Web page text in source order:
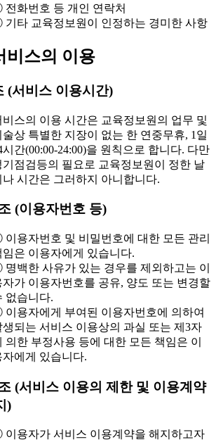
화번호 등 개인 연락처
타 교육정보원이 인정하는 경미한 사항
비스의 이용
(서비스 이용시간)
비스의 이용 시간은 교육정보원의 업무 및
술상 특별한 지장이 없는 한 연중무휴, 1일
시간(00:00-24:00)을 원칙으로 합니다. 다만
기점검등의 필요로 교육정보원이 정한 날
나 시간은 그러하지 아니합니다.
(이용자번호 등)
용자번호 및 비밀번호에 대한 모든 관리
임은 이용자에게 있습니다.
백한 사유가 있는 경우를 제외하고는 이
자가 이용자번호를 공유, 양도 또는 변경할
없습니다.
용자에게 부여된 이용자번호에 의하여
생되는 서비스 이용상의 과실 또는 제3자
의한 부정사용 등에 대한 모든 책임은 이
자에게 있습니다.
(서비스 이용의 제한 및 이용계약
)
용자가 서비스 이용계약을 해지하고자